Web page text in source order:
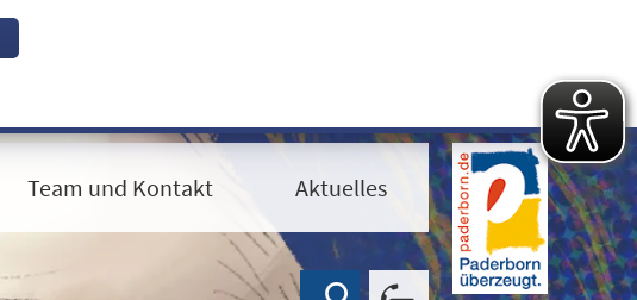
Team und Kontakt Aktuelles